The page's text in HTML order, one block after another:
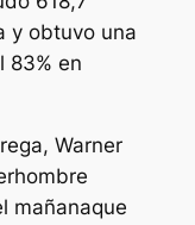
y obtuvo una
83% en
Warner
mañanaque